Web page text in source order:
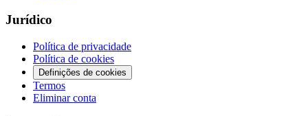
Jurídico
Política de privacidade
Política de cookies
Definições de cookies
Termos
Eliminar conta